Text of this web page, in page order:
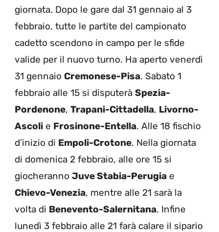
giornata. Dopo le gare dal 31 gennaio al 3
febbraio, tutte le partite del campionato
cadetto scendono in campo per le sfide
valide per il nuovo turno. Ha aperto venerdì
31 gennaio Cremonese-Pisa. Sabato 1
febbraio alle 15 si disputerà Spezia-
Pordenone, Trapani-Cittadella, Livorno-
Ascoli e Frosinone-Entella. Alle 18 fischio
d’inizio di Empoli-Crotone. Nella giornata
di domenica 2 febbraio, alle ore 15 si
giocheranno Juve Stabia-Perugia e
Chievo-Venezia, mentre alle 21 sarà la
volta di Benevento-Salernitana. Infine
lunedì 3 febbraio alle 21 farà calare il sipario